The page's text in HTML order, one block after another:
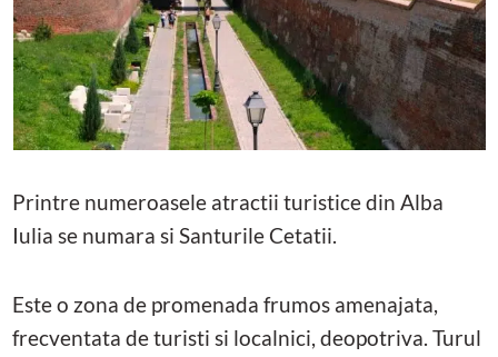
Printre numeroasele atractii turistice din Alba
Iulia se numara si Santurile Cetatii.
Este o zona de promenada frumos amenajata,
frecventata de turisti si localnici, deopotriva. Turul